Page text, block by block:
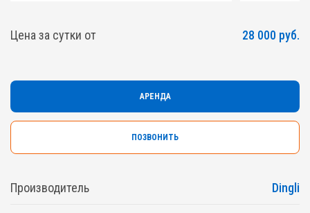
Цена за сутки от 28 000 руб.
АРЕНДА
ПОЗВОНИТЬ
Производитель Dingli